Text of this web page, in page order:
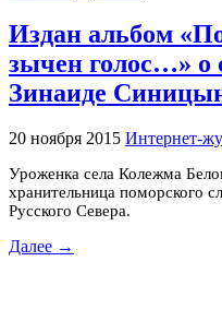
Издан альбом
зычен голос…» о
Зинаиде
20 ноября 2015 Интернет-
Уроженка села Колежма
хранительница поморского
Русского Севера.
Далее →